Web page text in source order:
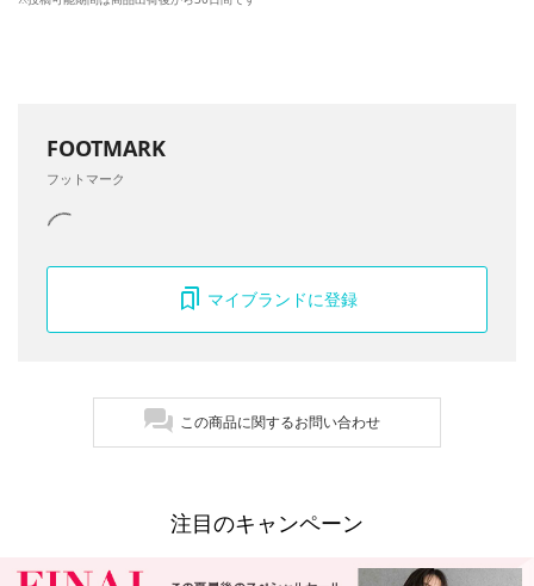
FOOTMARK
フットマーク
マイブランドに登録
この商品に関するお問い合わせ
注目のキャンペーン